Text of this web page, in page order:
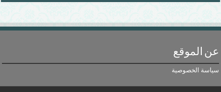
عن الموقع
سياسة الخصوصية